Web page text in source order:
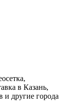
в Казань,
другие города